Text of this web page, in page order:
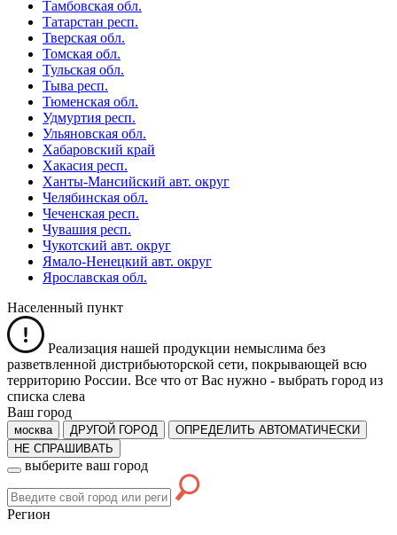
Тамбовская обл.
Татарстан респ.
Тверская обл.
Томская обл.
Тульская обл.
Тыва респ.
Тюменская обл.
Удмуртия респ.
Ульяновская обл.
Хабаровский край
Хакасия респ.
Ханты-Мансийский авт. округ
Челябинская обл.
Чеченская респ.
Чувашия респ.
Чукотский авт. округ
Ямало-Ненецкий авт. округ
Ярославская обл.
Населенный пункт
Реализация нашей продукции немыслима без
разветвленной дистрибьюторской сети, покрывающей всю
территорию России. Все что от Вас нужно - выбрать город из
списка слева
Ваш город
москва ДРУГОЙ ГОРОД
ОПРЕДЕЛИТЬ АВТОМАТИЧЕСКИ
НЕ СПРАШИВАТЬ
выберите ваш город
Регион